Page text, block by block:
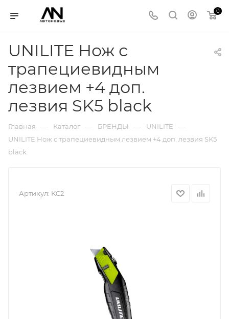
0
UNILITE Нож с
трапециевидным
лезвием +4 доп.
лезвия SK5 black
Главная — Каталог — БРЕНДЫ — UNILITE —
UNILITE Нож с трапециевидным лезвием +4 доп. лезвия SK5
black
Артикул: KC2